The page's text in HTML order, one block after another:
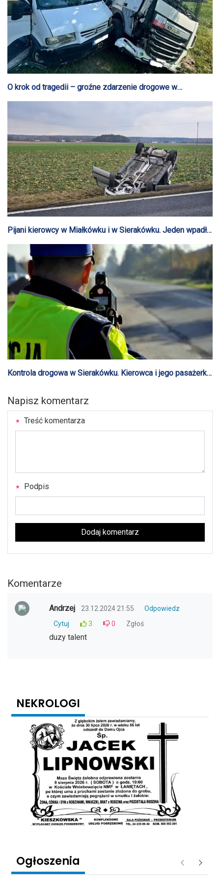
O krok od tragedii – groźne zdarzenie drogowe w
Pijani kierowcy w Miałkówku i w Sierakówku. Jeden wpadł
Kontrola drogowa w Sierakówku. Kierowca i jego pasażerka
Napisz komentarz
Treść komentarza
Podpis
Dodaj komentarz
Komentarze
Andrzej 23.12.2024 21:55
Odpowiedz
Cytuj
3 0 Zgłoś
duzy talent
NEKROLOGI
Ogłoszenia Poprzednie